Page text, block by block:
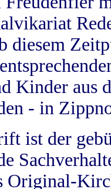
diesem
Kinder aus
- in
ist der
Original-